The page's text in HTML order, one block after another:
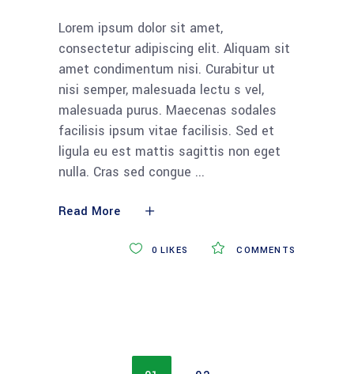
Lorem ipsum dolor sit amet,
consectetur adipiscing elit. Aliquam sit
amet condimentum nisi. Curabitur ut
nisi semper, malesuada lectu s vel,
malesuada purus. Maecenas sodales
facilisis ipsum vitae facilisis. Sed et
ligula eu est mattis sagittis non eget
nulla. Cras sed congue
Read More
COMMENTS
0 LIKES